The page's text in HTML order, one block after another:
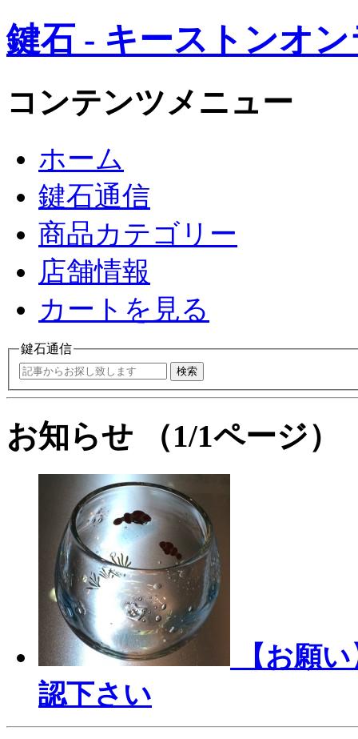
鍵石 - キーストンオ
コンテンツメニュー
ホーム
鍵石通信
商品カテゴリー
店舗情報
カートを見る
鍵石通信
検索
お知らせ （1/1ページ）
【お願
認下さい